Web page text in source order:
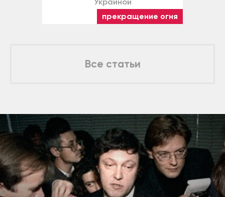
прекращение огня
Все статьи